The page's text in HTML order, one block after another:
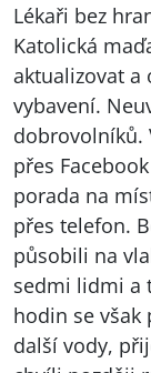
Lékaři bez
Katolická
aktualizovat a
vybavení.
dobrovolníků.
přes
porada na
přes telefon.
působili na
sedmi lidmi a
hodin se
další vody,